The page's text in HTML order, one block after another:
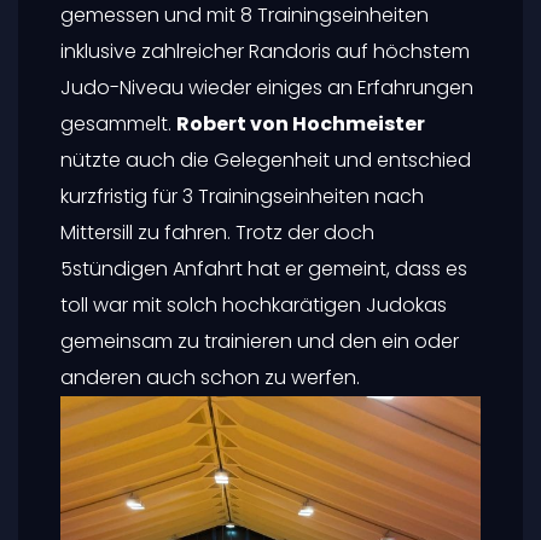
gemessen und mit 8 Trainingseinheiten
inklusive zahlreicher Randoris auf höchstem
Judo-Niveau wieder einiges an Erfahrungen
gesammelt. Robert von Hochmeister
nützte auch die Gelegenheit und entschied
kurzfristig für 3 Trainingseinheiten nach
Mittersill zu fahren. Trotz der doch
5stündigen Anfahrt hat er gemeint, dass es
toll war mit solch hochkarätigen Judokas
gemeinsam zu trainieren und den ein oder
anderen auch schon zu werfen.